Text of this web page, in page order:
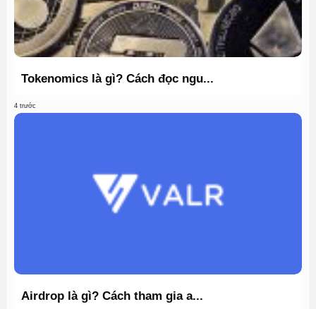
Tokenomics là gì? Cách đọc ngu...
4 trước
Airdrop là gì? Cách tham gia a...